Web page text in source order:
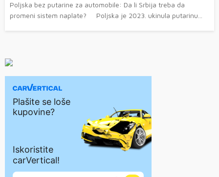
Poljska bez putarine za automobile: Da li Srbija treba da
promeni sistem naplate? Poljska je 2023. ukinula putarinu...